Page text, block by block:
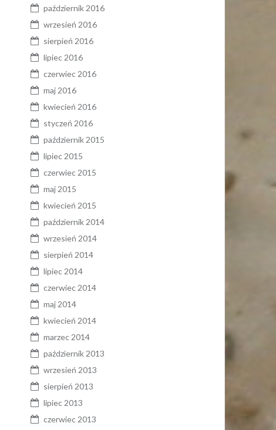
październik 2016
wrzesień 2016
sierpień 2016
lipiec 2016
czerwiec 2016
maj 2016
kwiecień 2016
styczeń 2016
październik 2015
lipiec 2015
czerwiec 2015
maj 2015
kwiecień 2015
październik 2014
wrzesień 2014
sierpień 2014
lipiec 2014
czerwiec 2014
maj 2014
kwiecień 2014
marzec 2014
październik 2013
wrzesień 2013
sierpień 2013
lipiec 2013
czerwiec 2013